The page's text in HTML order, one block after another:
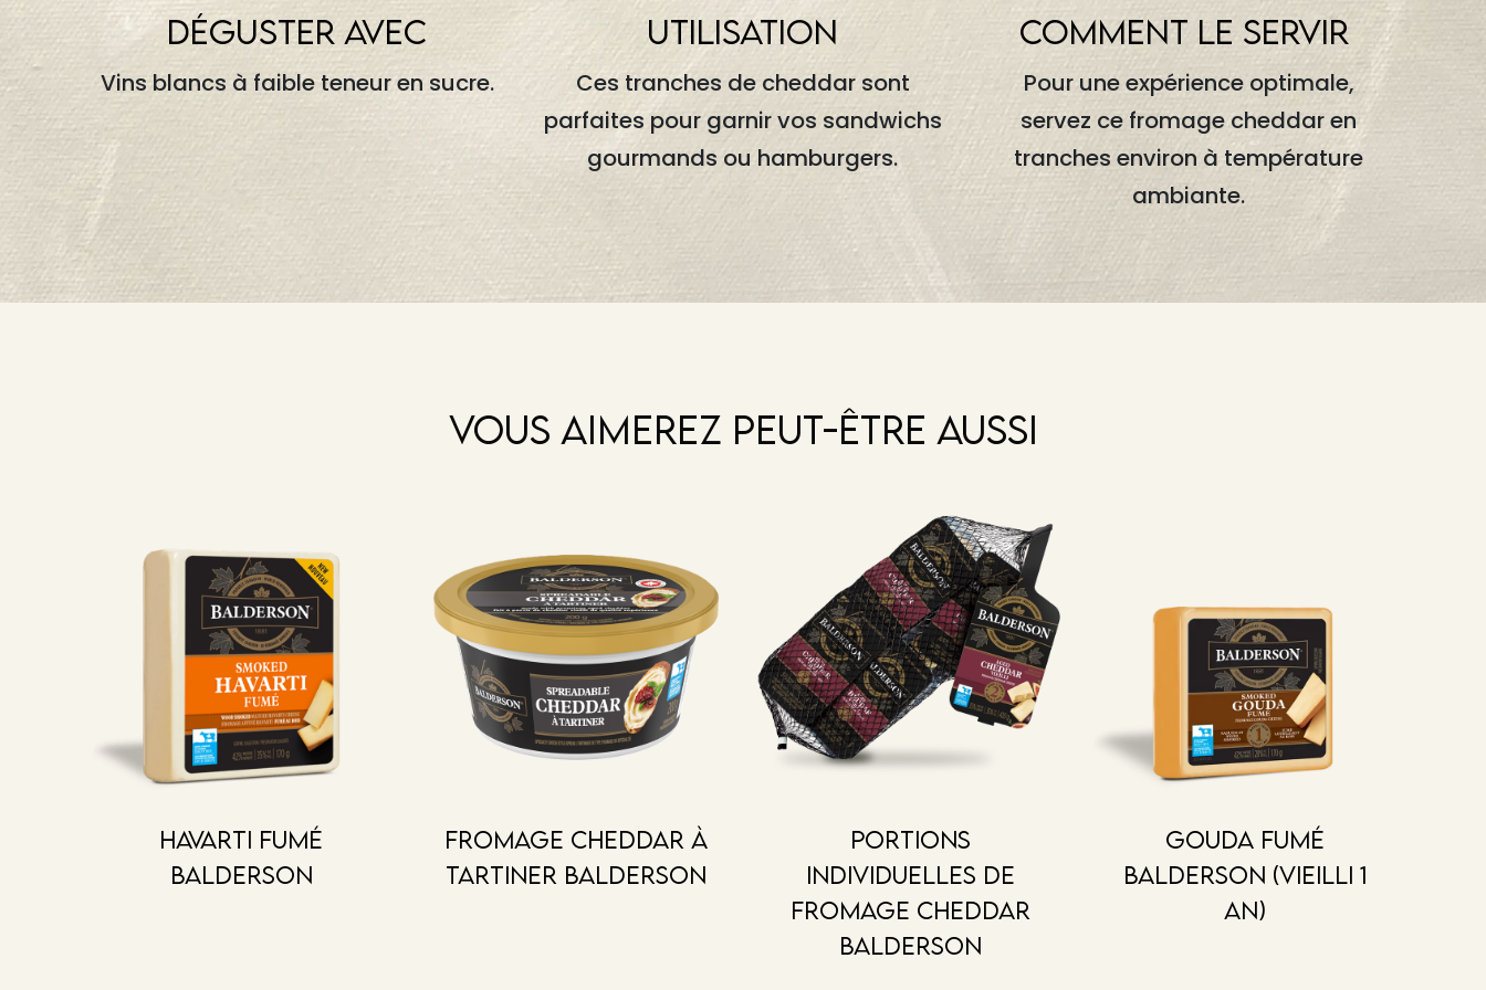
DÉGUSTER AVEC
Vins blancs à faible teneur en sucre.
UTILISATION
Ces tranches de cheddar sont
parfaites pour garnir vos sandwichs
gourmands ou hamburgers.
COMMENT LE SERVIR
Pour une expérience optimale,
servez ce fromage cheddar en
tranches environ à température
ambiante.
VOUS AIMEREZ PEUT-ÊTRE AUSSI
Havarti fumé
Balderson
Fromage cheddar à
tartiner Balderson
Portions
individuelles de
fromage cheddar
Balderson
Gouda fumé
Balderson (vieilli 1
an)